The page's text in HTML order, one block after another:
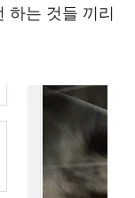
하는 것들 끼리